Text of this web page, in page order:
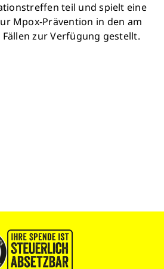
teil und spielt eine
Mpox-Prävention in den am
zur Verfügung gestellt.